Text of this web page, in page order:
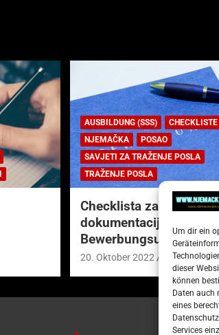
Um dir ein
dieser
können
Daten auch
eines
Services
AUSBILDUNG (SSS)
CHECKLISTE
NJEMAČKA
POSAO
SAVJETI ZA TRAŽENJE POSLA
TRAŽENJE POSLA
Checklista za prijavnu
dokumentaciju (njem.
20. Oktober 2022 Redakcija